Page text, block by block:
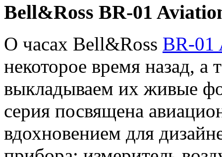
Bell&Ross BR-01
О часах Bell&Ross BR-01
некоторое время назад, а
выкладываем их живые
серия посвящена
вдохновением для